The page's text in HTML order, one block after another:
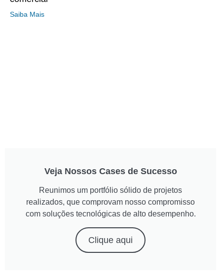
Saiba Mais
Veja Nossos Cases de Sucesso
Reunimos um portfólio sólido de projetos
realizados, que comprovam nosso compromisso
com soluções tecnológicas de alto desempenho.
Clique aqui